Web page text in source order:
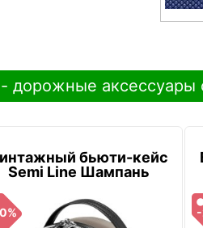
дорожные аксессуары
бьюти-кейс
Semi Line Шампань